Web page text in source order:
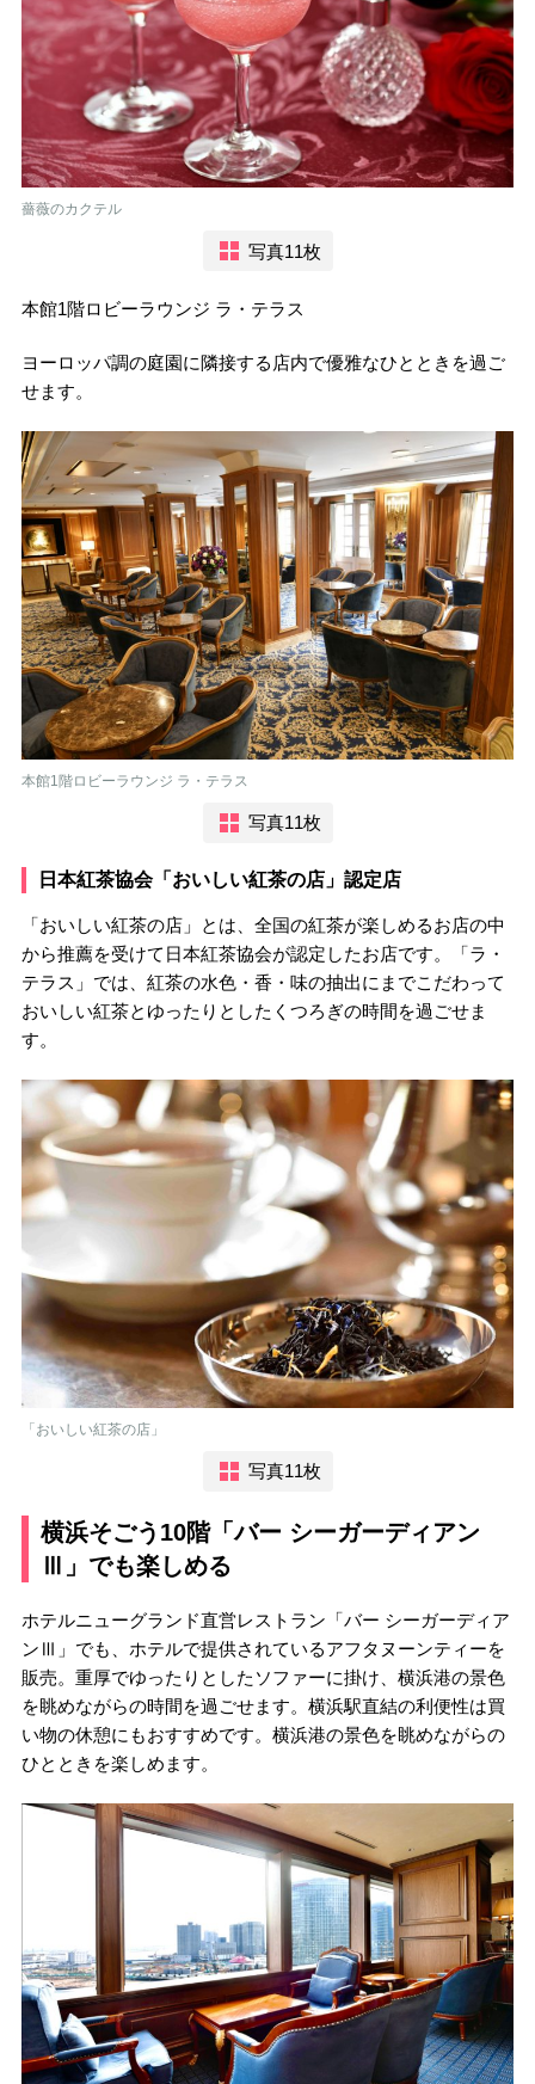
薔薇のカクテル
写真11枚
本館1階ロビーラウンジ ラ・テラス
ヨーロッパ調の庭園に隣接する店内で優雅なひとときを過ご
せます。
本館1階ロビーラウンジ ラ・テラス
写真11枚
日本紅茶協会「おいしい紅茶の店」認定店
「おいしい紅茶の店」とは、全国の紅茶が楽しめるお店の中
から推薦を受けて日本紅茶協会が認定したお店です。「ラ・
テラス」では、紅茶の水色・香・味の抽出にまでこだわって
おいしい紅茶とゆったりとしたくつろぎの時間を過ごせま
す。
「おいしい紅茶の店」
写真11枚
横浜そごう10階「バー シーガーディアン
Ⅲ」でも楽しめる
ホテルニューグランド直営レストラン「バー シーガーディア
ンⅢ」でも、ホテルで提供されているアフタヌーンティーを
販売。重厚でゆったりとしたソファーに掛け、横浜港の景色
を眺めながらの時間を過ごせます。横浜駅直結の利便性は買
い物の休憩にもおすすめです。横浜港の景色を眺めながらの
ひとときを楽しめます。